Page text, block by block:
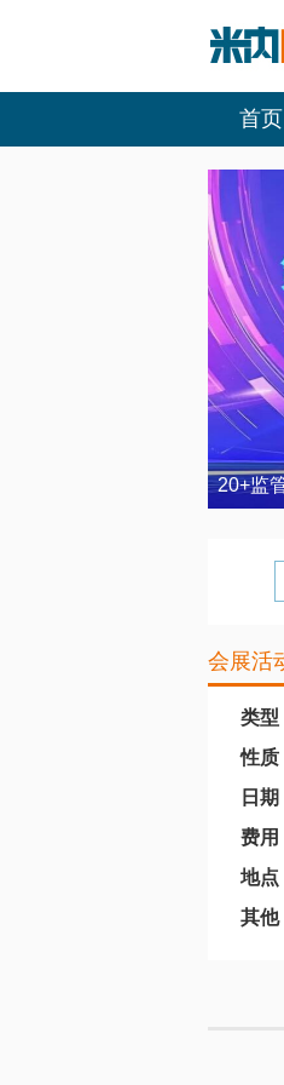
首页
20+监
会展活
类型
性质
日期
费用
地点
其他